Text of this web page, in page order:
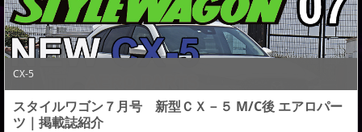
CX-5
スタイルワゴン７月号 新型ＣＸ－５ M/C後 エアロパー
ツ｜掲載誌紹介